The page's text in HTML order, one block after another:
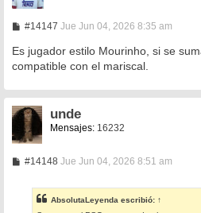
#14147M
n
s
a
e
Jue Jun 04, 2026 8:35 am
Es jugador estilo Mourinho, si se
compatible con el mariscal.
unde
Mensajes:16232
#14148M
a
Jue Jun 04, 2026 8:51 am
AbsolutaLeyenda escribió: ↑